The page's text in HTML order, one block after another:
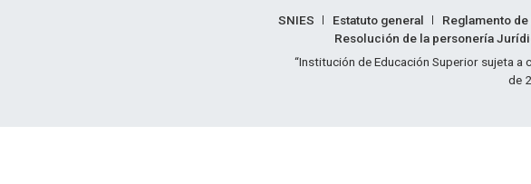
Enlaces legales
SNIES Estatuto general Reglamento
Resolución de la personería
Información legal
“Institución de Educación Superior sujeta
de